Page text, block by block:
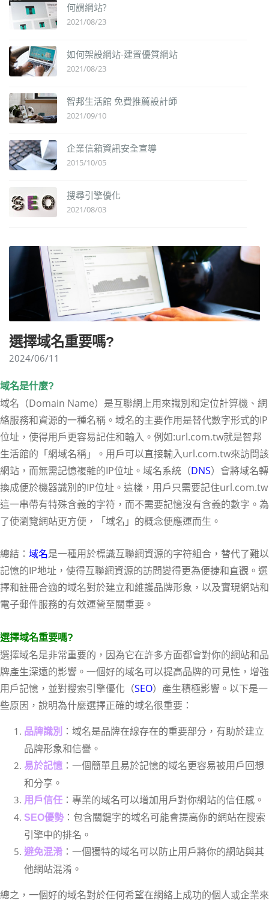
何謂網站?
2021/08/23
如何架設網站-建置優質網站
2021/08/23
智邦生活館 免費推薦設計師
2021/09/10
企業信箱資訊安全宣導
2015/10/05
搜尋引擎優化
2021/08/03
選擇域名重要嗎?
2024/06/11
域名是什麼?
域名（Domain Name）是互聯網上用來識別和定位計算機、網
絡服務和資源的一種名稱。域名的主要作用是替代數字形式的IP
位址，使得用戶更容易記住和輸入。例如:url.com.tw就是智邦
生活館的「網域名稱」。用戶可以直接輸入url.com.tw來訪問該
網站，而無需記憶複雜的IP位址。域名系統（DNS）會將域名轉
換成便於機器識別的IP位址。這樣，用戶只需要記住url.com.tw
這一串帶有特殊含義的字符，而不需要記憶沒有含義的數字。為
了使瀏覽網站更方便，「域名」的概念便應運而生。
總結： 域名是一種用於標識互聯網資源的字符組合，替代了難以
記憶的IP地址，使得互聯網資源的訪問變得更為便捷和直觀。選
擇和註冊合適的域名對於建立和維護品牌形象，以及實現網站和
電子郵件服務的有效運營至關重要。
選擇域名重要嗎?
選擇域名是非常重要的，因為它在許多方面都會對你的網站和品
牌產生深遠的影響。一個好的域名可以提高品牌的可見性，增強
用戶記憶，並對搜索引擎優化（SEO）產生積極影響。以下是一
些原因，說明為什麼選擇正確的域名很重要：
品牌識別
：域名是品牌在線存在的重要部分，有助於建立
品牌形象和信譽。
易於記憶 ：一個簡單且易於記憶的域名更容易被用戶回想
和分享。
用戶信任 ：專業的域名可以增加用戶對你網站的信任感。
SEO優勢 ：包含關鍵字的域名可能會提高你的網站在搜索
引擎中的排名。
避免混淆 ：一個獨特的域名可以防止用戶將你的網站與其
他網站混淆。
總之，一個好的域名對於任何希望在網絡上成功的個人或企業來